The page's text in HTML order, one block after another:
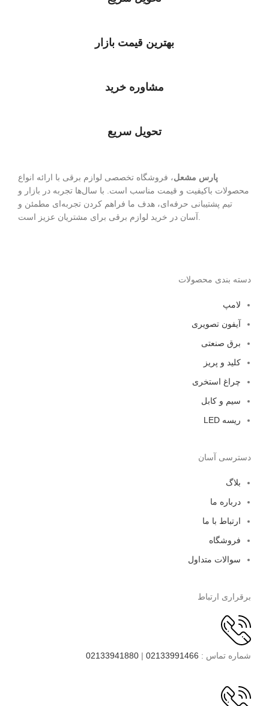
بهترین قیمت بازار
مشاوره خرید
تحویل سریع
پارس مشعل، فروشگاه تخصصی لوازم برقی با ارائه انواع
محصولات باکیفیت و قیمت مناسب است. با سال‌ها تجربه در بازار و
تیم پشتیبانی حرفه‌ای، هدف ما فراهم کردن تجربه‌ای مطمئن و
دسته بندی محصولات
لامپ
آیفون تصویری
برق صنعتی
کلید و پریز
چراغ استخری
سیم و کابل
ریسه LED
دسترسی آسان
بلاگ
درباره ما
ارتباط با ما
فروشگاه
سوالات متداول
برقراری ارتباط
شماره تماس : 02133991466
|
02133941880